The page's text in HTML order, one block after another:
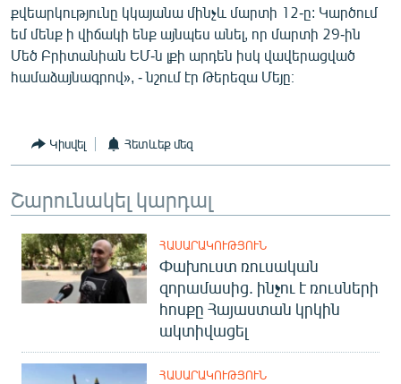
«Ազատության» բոլոր կայքերը
քվեարկությունը կկայանա մինչև մարտի 12-ը: Կարծում
եմ մենք ի վիճակի ենք այնպես անել, որ մարտի 29-ին
Մեծ Բրիտանիան ԵՄ-ն լքի արդեն իսկ վավերացված
համաձայնագրով», - նշում էր Թերեզա Մեյը։
Կիսվել Հետևեք մեզ
Շարունակել կարդալ
ՀԱՍԱՐԱԿՈՒԹՅՈՒՆ
Փախուստ ռուսական
զորամասից. ինչու է ռուսների
հոսքը Հայաստան կրկին
ակտիվացել
ՀԱՍԱՐԱԿՈՒԹՅՈՒՆ